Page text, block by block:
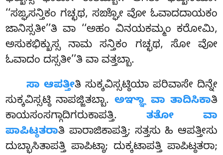
‘‘ಸಙ್ಘಸನ್ತಿಕಂ ಗಚ್ಛಥ, ಸಙ್ಘೋ ವೋ ಓವಾದದಾಯಕಂ
ಜಾನಿಸ್ಸತೀ’’ತಿ ವಾ ‘‘ಅಹಂ ವಿನಯಕಮ್ಮಂ ಕರೋಮಿ,
ಅಸುಕಭಿಕ್ಖುಸ್ಸ ನಾಮ ಸನ್ತಿಕಂ ಗಚ್ಛಥ, ಸೋ ವೋ
ಓವಾದಂ ದಸ್ಸತೀ’’ತಿ ವಾ ವತ್ತಬ್ಬಾ.
ಸಾ ಆಪತ್ತೀತಿ ಸುಕ್ಕವಿಸ್ಸಟ್ಠಿಯಾ ಪರಿವಾಸೇ ದಿನ್ನೇ
ಸುಕ್ಕವಿಸ್ಸಟ್ಠಿ ನಾಪಜ್ಜಿತಬ್ಬಾ. ಅಞ್ಞಾ ವಾ ತಾದಿಸಿಕಾತಿ
ಕಾಯಸಂಸಗ್ಗಾದಿಗರುಕಾಪತ್ತಿ. ತತೋ ವಾ
ಪಾಪಿಟ್ಠತರಾತಿ ಪಾರಾಜಿಕಾಪತ್ತಿ; ಸತ್ತಸು ಹಿ ಆಪತ್ತೀಸು
ದುಬ್ಭಾಸಿತಾಪತ್ತಿ ಪಾಪಿಟ್ಠಾ; ದುಕ್ಕಟಾಪತ್ತಿ ಪಾಪಿಟ್ಠತರಾ;